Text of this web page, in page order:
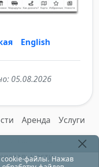
English
05.08.2026
Аренда
Услуги
транспорт
cookie-файлы. Нажав